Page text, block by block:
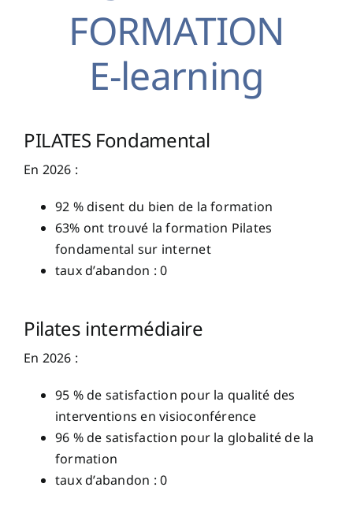
FORMATION
E-learning
PILATES Fondamental
En 2026 :
92 % disent du bien de la formation
63% ont trouvé la formation Pilates
fondamental sur internet
taux d’abandon : 0
Pilates intermédiaire
En 2026 :
95 % de satisfaction pour la qualité des
interventions en visioconférence
96 % de satisfaction pour la globalité de la
formation
taux d’abandon : 0